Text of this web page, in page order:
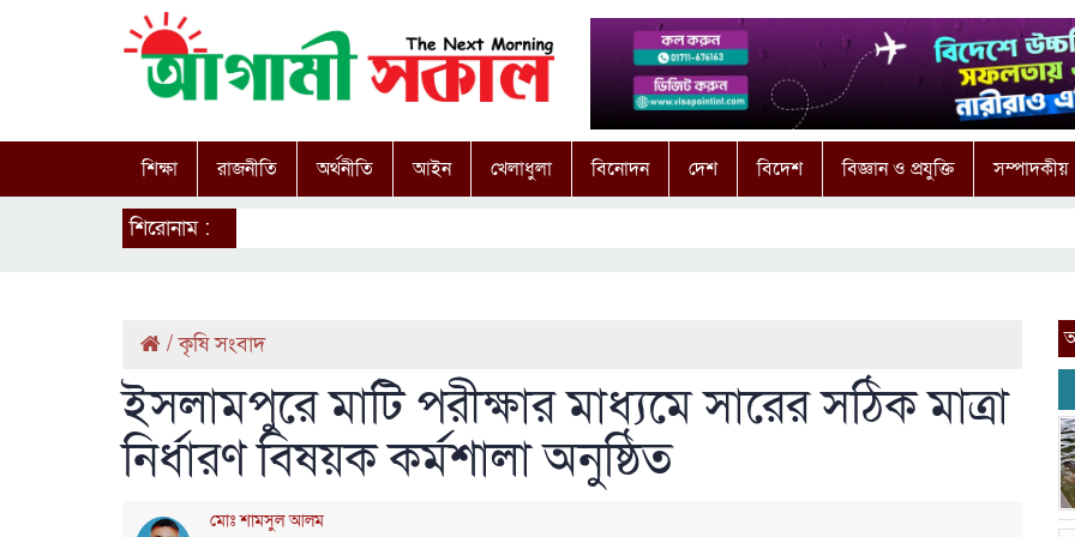
শিক্ষা রাজনীতি অর্থনীতি আইন খেলাধুলা বিনোদন দেশ বিদেশ বিজ্ঞান ও প্রযুক্তি সম্পাদকীয়
শিরোনাম :
/কৃষি সংবাদ
ইসলামপুরে মাটি পরীক্ষার মাধ্যমে সারের সঠিক মাত্রা
নির্ধারণ বিষয়ক কর্মশালা অনুষ্ঠিত
মোঃ শামসুল আলম